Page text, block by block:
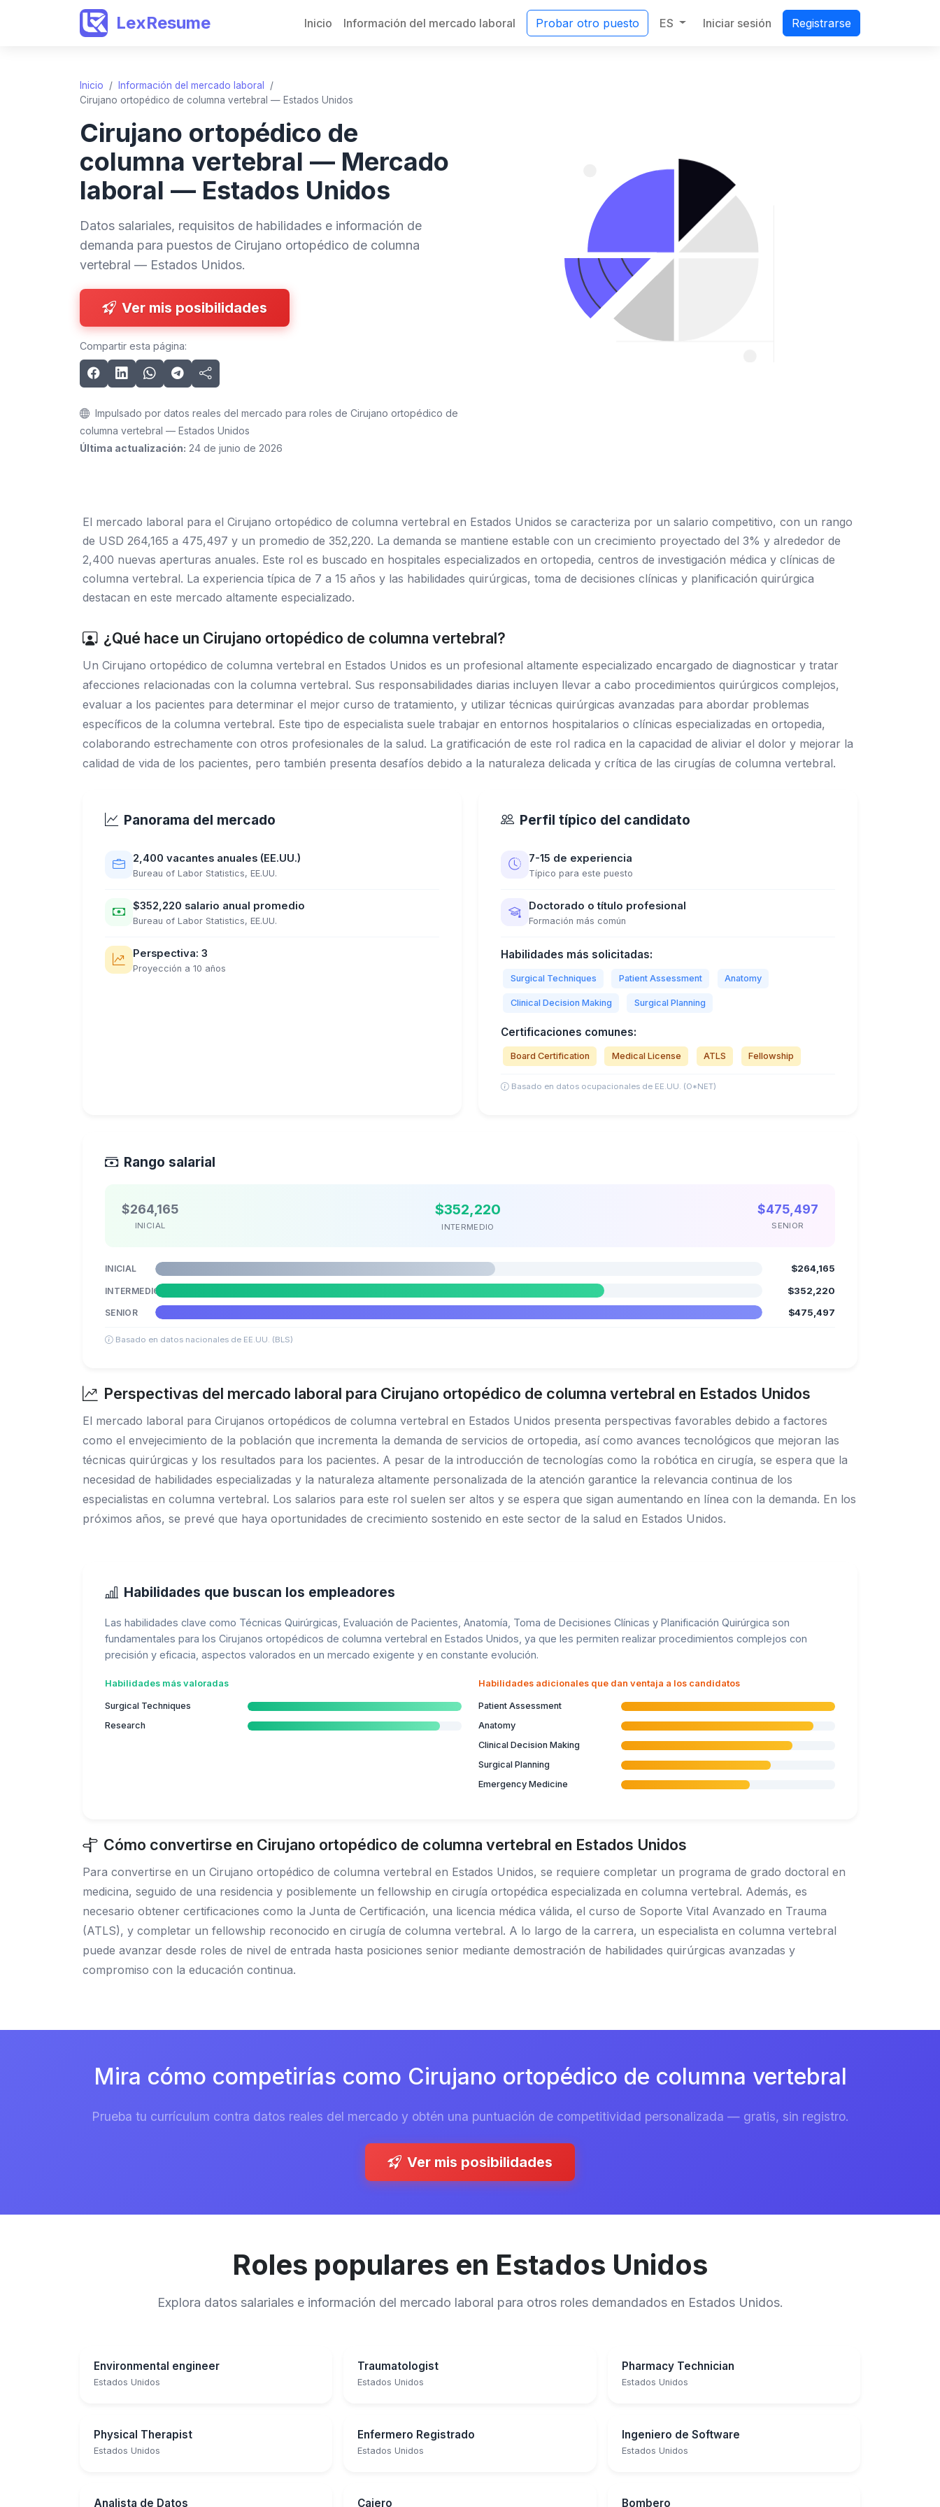
LexResume Inicio Información del mercado laboral Probar otro puesto ES Iniciar sesión Registrarse
Inicio / Información del mercado laboral
/
Cirujano ortopédico de columna vertebral — Estados Unidos
Cirujano ortopédico de
columna vertebral — Mercado
laboral — Estados Unidos
Datos salariales, requisitos de habilidades e información de
demanda para puestos de Cirujano ortopédico de columna
vertebral — Estados Unidos.
Ver mis posibilidades
Compartir esta página:
Impulsado por datos reales del mercado para roles de Cirujano ortopédico de
columna vertebral — Estados Unidos
Última actualización: 24 de junio de 2026
El mercado laboral para el Cirujano ortopédico de columna vertebral en Estados Unidos se caracteriza por un salario competitivo, con un rango
de USD 264,165 a 475,497 y un promedio de 352,220. La demanda se mantiene estable con un crecimiento proyectado del 3% y alrededor de
2,400 nuevas aperturas anuales. Este rol es buscado en hospitales especializados en ortopedia, centros de investigación médica y clínicas de
columna vertebral. La experiencia típica de 7 a 15 años y las habilidades quirúrgicas, toma de decisiones clínicas y planificación quirúrgica
destacan en este mercado altamente especializado.
¿Qué hace un Cirujano ortopédico de columna vertebral?
Un Cirujano ortopédico de columna vertebral en Estados Unidos es un profesional altamente especializado encargado de diagnosticar y tratar
afecciones relacionadas con la columna vertebral. Sus responsabilidades diarias incluyen llevar a cabo procedimientos quirúrgicos complejos,
evaluar a los pacientes para determinar el mejor curso de tratamiento, y utilizar técnicas quirúrgicas avanzadas para abordar problemas
específicos de la columna vertebral. Este tipo de especialista suele trabajar en entornos hospitalarios o clínicas especializadas en ortopedia,
colaborando estrechamente con otros profesionales de la salud. La gratificación de este rol radica en la capacidad de aliviar el dolor y mejorar la
calidad de vida de los pacientes, pero también presenta desafíos debido a la naturaleza delicada y crítica de las cirugías de columna vertebral.
Panorama del mercado
2,400 vacantes anuales (EE.UU.)
Bureau of Labor Statistics, EE.UU.
$352,220 salario anual promedio
Bureau of Labor Statistics, EE.UU.
Perspectiva: 3
Proyección a 10 años
Perfil típico del candidato
7-15 de experiencia
Típico para este puesto
Doctorado o título profesional
Formación más común
Habilidades más solicitadas:
Surgical Techniques Patient Assessment Anatomy
Clinical Decision Making Surgical Planning
Certificaciones comunes:
Board Certification Medical License ATLS Fellowship
Basado en datos ocupacionales de EE.UU. (O*NET)
Rango salarial
$264,165
INICIAL
$352,220
INTERMEDIO
$475,497
SENIOR
INICIAL $264,165
INTERMEDIO $352,220
SENIOR $475,497
Basado en datos nacionales de EE.UU. (BLS)
Perspectivas del mercado laboral para Cirujano ortopédico de columna vertebral en Estados Unidos
El mercado laboral para Cirujanos ortopédicos de columna vertebral en Estados Unidos presenta perspectivas favorables debido a factores
como el envejecimiento de la población que incrementa la demanda de servicios de ortopedia, así como avances tecnológicos que mejoran las
técnicas quirúrgicas y los resultados para los pacientes. A pesar de la introducción de tecnologías como la robótica en cirugía, se espera que la
necesidad de habilidades especializadas y la naturaleza altamente personalizada de la atención garantice la relevancia continua de los
especialistas en columna vertebral. Los salarios para este rol suelen ser altos y se espera que sigan aumentando en línea con la demanda. En los
próximos años, se prevé que haya oportunidades de crecimiento sostenido en este sector de la salud en Estados Unidos.
Habilidades que buscan los empleadores
Las habilidades clave como Técnicas Quirúrgicas, Evaluación de Pacientes, Anatomía, Toma de Decisiones Clínicas y Planificación Quirúrgica son
fundamentales para los Cirujanos ortopédicos de columna vertebral en Estados Unidos, ya que les permiten realizar procedimientos complejos con
precisión y eficacia, aspectos valorados en un mercado exigente y en constante evolución.
Habilidades más valoradas
Surgical Techniques
Research
Habilidades adicionales que dan ventaja a los candidatos
Patient Assessment
Anatomy
Clinical Decision Making
Surgical Planning
Emergency Medicine
Cómo convertirse en Cirujano ortopédico de columna vertebral en Estados Unidos
Para convertirse en un Cirujano ortopédico de columna vertebral en Estados Unidos, se requiere completar un programa de grado doctoral en
medicina, seguido de una residencia y posiblemente un fellowship en cirugía ortopédica especializada en columna vertebral. Además, es
necesario obtener certificaciones como la Junta de Certificación, una licencia médica válida, el curso de Soporte Vital Avanzado en Trauma
(ATLS), y completar un fellowship reconocido en cirugía de columna vertebral. A lo largo de la carrera, un especialista en columna vertebral
puede avanzar desde roles de nivel de entrada hasta posiciones senior mediante demostración de habilidades quirúrgicas avanzadas y
compromiso con la educación continua.
Mira cómo competirías como Cirujano ortopédico de columna vertebral
Prueba tu currículum contra datos reales del mercado y obtén una puntuación de competitividad personalizada — gratis, sin registro.
Ver mis posibilidades
Roles populares en Estados Unidos
Explora datos salariales e información del mercado laboral para otros roles demandados en Estados Unidos.
Environmental engineer
Estados Unidos
Traumatologist
Estados Unidos
Pharmacy Technician
Estados Unidos
Physical Therapist
Estados Unidos
Enfermero Registrado
Estados Unidos
Ingeniero de Software
Estados Unidos
Analista de Datos Cajero Bombero